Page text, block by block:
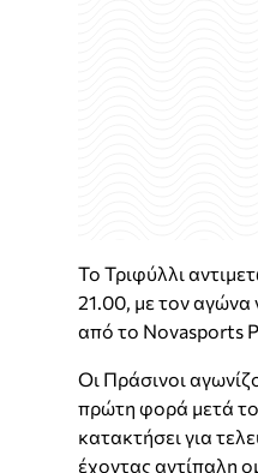
Το Τριφύλλι
21.00, με τον αγώνα
από το Novasports
Οι Πράσινοι
πρώτη φορά μετά το
κατακτήσει για
έχοντας αντίπαλη